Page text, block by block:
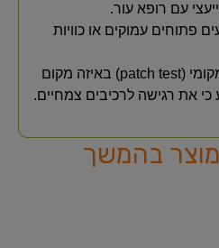
עם רופא עור.
פתוחים עמוקים או כוויות
יש לבצע מבחן תיק מקומי (patch test) באיזה מקום
כי את רגישה לרכיבים צמחיים.
בהמשך